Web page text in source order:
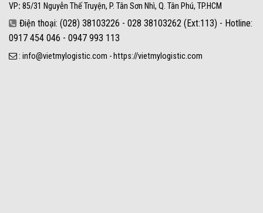
VP: 85/31 Nguyễn Thế Truyện, P. Tân Sơn Nhì, Q. Tân Phú, TP.HCM
Điện thoại: (028) 38103226 - 028 38103262 (Ext:113) - Hotline:
0917 454 046 - 0947 993 113
: info@vietmylogistic.com - https://vietmylogistic.com